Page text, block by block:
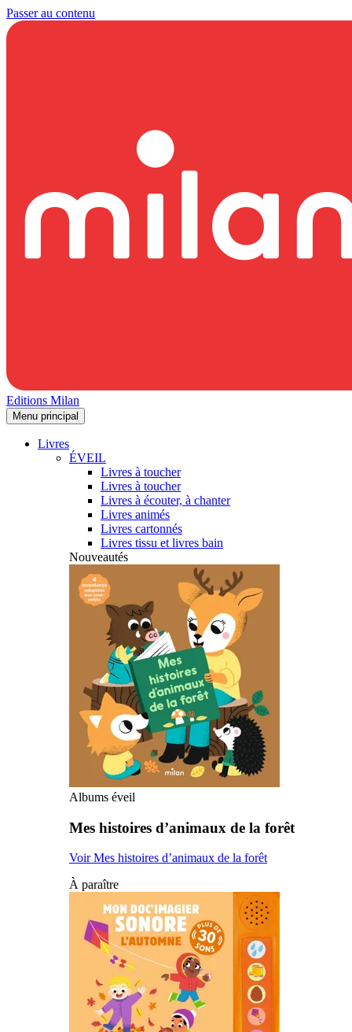
Passer au contenu
Editions Milan
Menu principal
Livres
ÉVEIL
Livres à toucher
Livres à toucher
Livres à écouter, à chanter
Livres animés
Livres cartonnés
Livres tissu et livres bain
Nouveautés
Albums éveil
Mes histoires d’animaux de la forêt
Voir Mes histoires d’animaux de la forêt
À paraître